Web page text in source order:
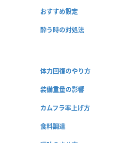
おすすめ設定
酔う時の対処法
体力回復のやり方
装備重量の影響
カムフラ率上げ方
食料調達